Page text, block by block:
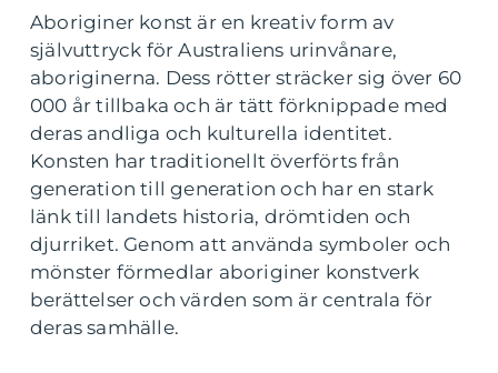
Aboriginer konst är en kreativ form av
självuttryck för Australiens urinvånare,
aboriginerna. Dess rötter sträcker sig över 60
000 år tillbaka och är tätt förknippade med
deras andliga och kulturella identitet.
Konsten har traditionellt överförts från
generation till generation och har en stark
länk till landets historia, drömtiden och
djurriket. Genom att använda symboler och
mönster förmedlar aboriginer konstverk
berättelser och värden som är centrala för
deras samhälle.